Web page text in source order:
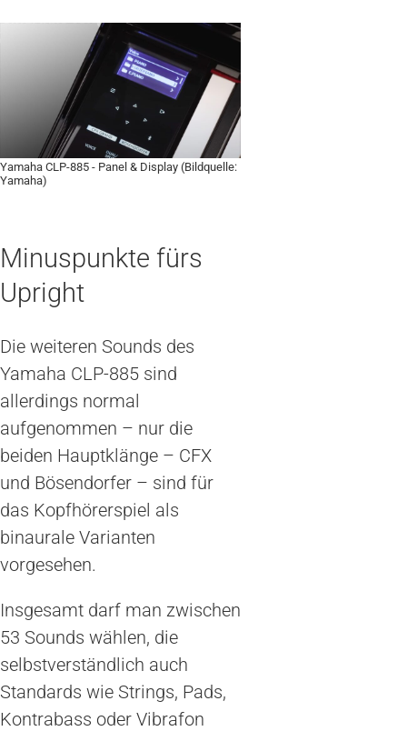
Yamaha CLP-885 - Panel & Display (Bildquelle:
Yamaha)
Minuspunkte fürs
Upright
Die weiteren Sounds des
Yamaha CLP-885 sind
allerdings normal
aufgenommen – nur die
beiden Hauptklänge – CFX
und Bösendorfer – sind für
das Kopfhörerspiel als
binaurale Varianten
vorgesehen.
Insgesamt darf man zwischen
53 Sounds wählen, die
selbstverständlich auch
Standards wie Strings, Pads,
Kontrabass oder Vibrafon